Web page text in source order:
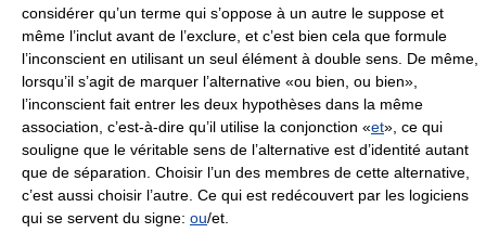
considérer qu’un terme qui s’oppose à un autre le suppose et
même l’inclut avant de l’exclure, et c’est bien cela que formule
l’inconscient en utilisant un seul élément à double sens. De même,
lorsqu’il s’agit de marquer l’alternative «ou bien, ou bien»,
l’inconscient fait entrer les deux hypothèses dans la même
association, c’est-à-dire qu’il utilise la conjonction «et», ce qui
souligne que le véritable sens de l’alternative est d’identité autant
que de séparation. Choisir l’un des membres de cette alternative,
c’est aussi choisir l’autre. Ce qui est redécouvert par les logiciens
qui se servent du signe: ou/et.